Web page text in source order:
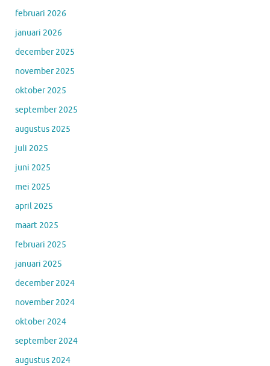
februari 2026
januari 2026
december 2025
november 2025
oktober 2025
september 2025
augustus 2025
juli 2025
juni 2025
mei 2025
april 2025
maart 2025
februari 2025
januari 2025
december 2024
november 2024
oktober 2024
september 2024
augustus 2024